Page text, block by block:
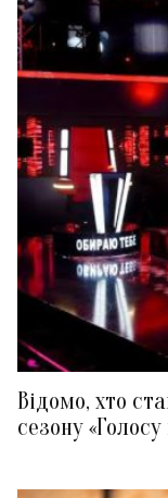
Відомо, хто
сезону «Голосу